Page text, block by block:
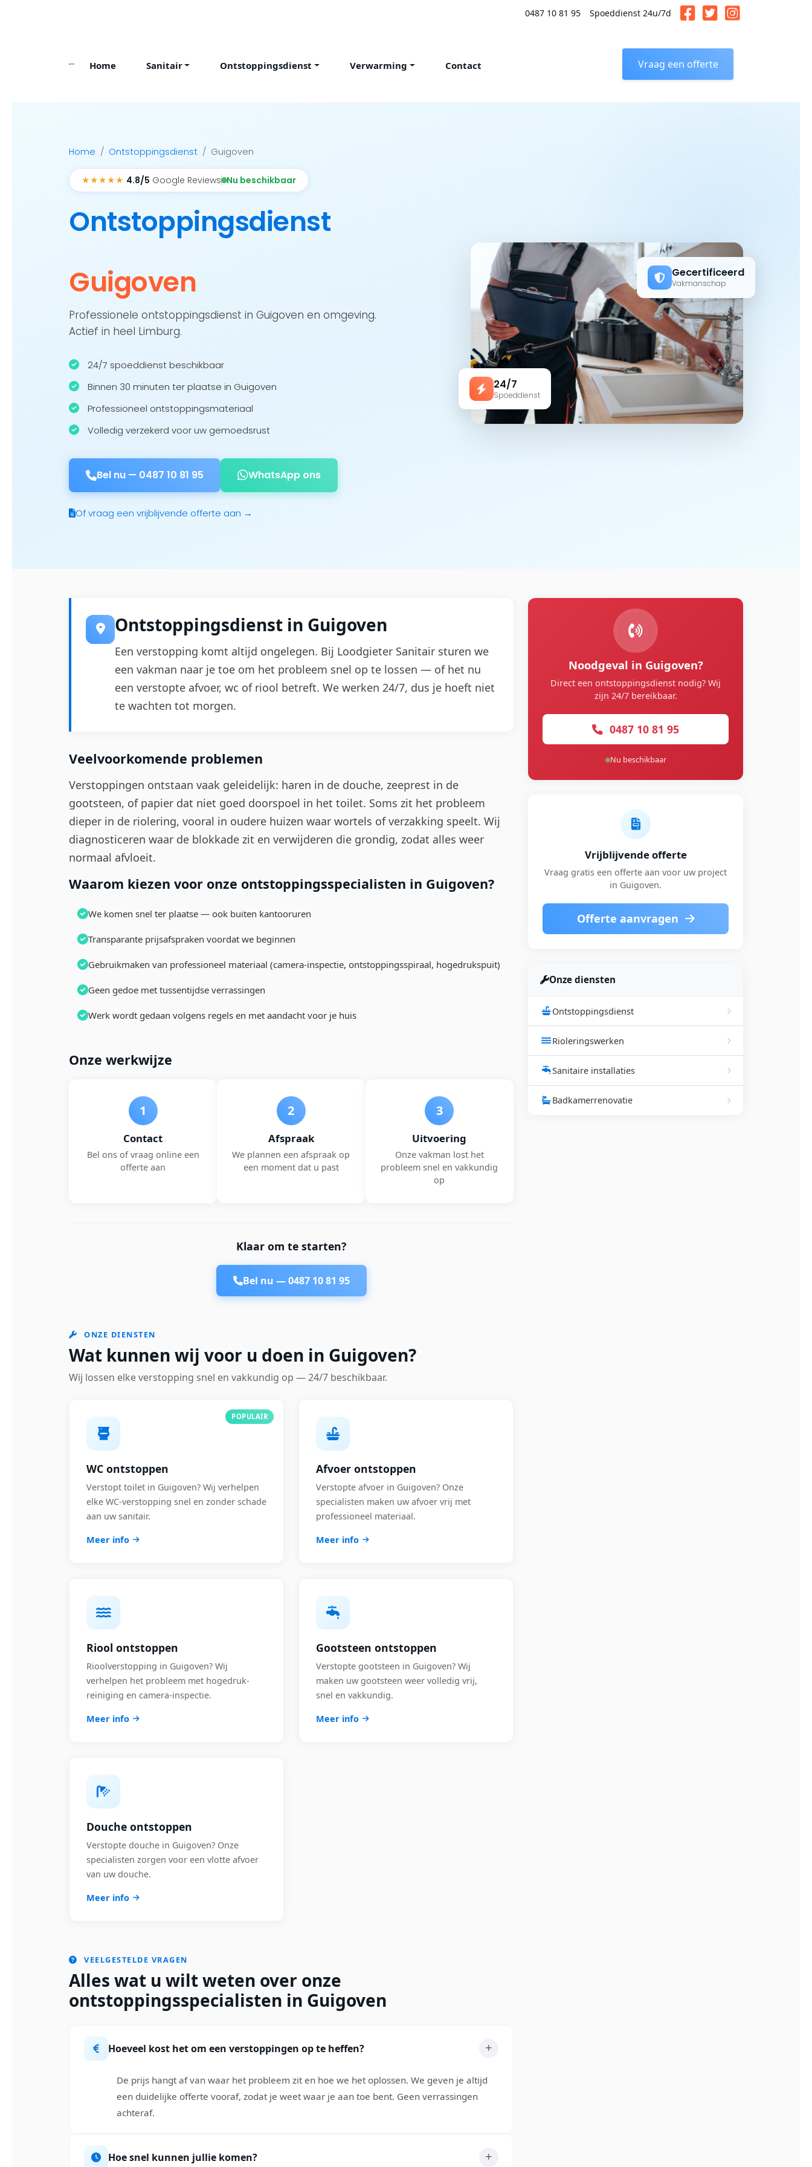
0487 10 81 95 Spoeddienst 24u/7d
Home Sanitair Ontstoppingsdienst Verwarming Contact Vraag een offerte
Home Ontstoppingsdienst Guigoven
★★★★★ 4.8/5 Google Reviews Nu beschikbaar
Ontstoppingsdienst
Guigoven
Professionele ontstoppingsdienst in Guigoven en omgeving.
Actief in heel Limburg.
24/7 spoeddienst beschikbaar
Binnen 30 minuten ter plaatse in Guigoven
Professioneel ontstoppingsmateriaal
Volledig verzekerd voor uw gemoedsrust
Bel nu — 0487 10 81 95 WhatsApp ons
Of vraag een vrijblijvende offerte aan →
24/7
Spoeddienst
Gecertificeerd
Vakmanschap
Ontstoppingsdienst in Guigoven
Een verstopping komt altijd ongelegen. Bij Loodgieter Sanitair sturen we
een vakman naar je toe om het probleem snel op te lossen — of het nu
een verstopte afvoer, wc of riool betreft. We werken 24/7, dus je hoeft niet
te wachten tot morgen.
Veelvoorkomende problemen
Verstoppingen ontstaan vaak geleidelijk: haren in de douche, zeeprest in de
gootsteen, of papier dat niet goed doorspoel in het toilet. Soms zit het probleem
dieper in de riolering, vooral in oudere huizen waar wortels of verzakking speelt. Wij
diagnosticeren waar de blokkade zit en verwijderen die grondig, zodat alles weer
normaal afvloeit.
Waarom kiezen voor onze ontstoppingsspecialisten in Guigoven?
We komen snel ter plaatse — ook buiten kantooruren
Transparante prijsafspraken voordat we beginnen
Gebruikmaken van professioneel materiaal (camera-inspectie, ontstoppingsspiraal, hogedrukspuit)
Geen gedoe met tussentijdse verrassingen
Werk wordt gedaan volgens regels en met aandacht voor je huis
Onze werkwijze
1
Contact
Bel ons of vraag online een
offerte aan
2
Afspraak
We plannen een afspraak op
een moment dat u past
3
Uitvoering
Onze vakman lost het
probleem snel en vakkundig
op
Klaar om te starten?
Bel nu —0487 10 81 95
ONZE DIENSTEN
Wat kunnen wij voor u doen in Guigoven?
Wij lossen elke verstopping snel en vakkundig op — 24/7 beschikbaar.
POPULAIR
WC ontstoppen
Verstopt toilet in Guigoven? Wij verhelpen
elke WC-verstopping snel en zonder schade
aan uw sanitair.
Meer info
Afvoer ontstoppen
Verstopte afvoer in Guigoven? Onze
specialisten maken uw afvoer vrij met
professioneel materiaal.
Meer info
Riool ontstoppen
Rioolverstopping in Guigoven? Wij
verhelpen het probleem met hogedruk-
reiniging en camera-inspectie.
Meer info
Gootsteen ontstoppen
Verstopte gootsteen in Guigoven? Wij
maken uw gootsteen weer volledig vrij,
snel en vakkundig.
Meer info
Douche ontstoppen
Verstopte douche in Guigoven? Onze
specialisten zorgen voor een vlotte afvoer
van uw douche.
Meer info
VEELGESTELDE VRAGEN
Alles wat u wilt weten over onze
ontstoppingsspecialisten in Guigoven
Hoeveel kost het om een verstoppingen op te heffen?
De prijs hangt af van waar het probleem zit en hoe we het oplossen. We geven je altijd
een duidelijke offerte vooraf, zodat je weet waar je aan toe bent. Geen verrassingen
achteraf.
Hoe snel kunnen jullie komen?
Noodgeval in Guigoven?
Direct een ontstoppingsdienst nodig? Wij
zijn 24/7 bereikbaar.
0487 10 81 95
Nu beschikbaar
Vrijblijvende offerte
Vraag gratis een offerte aan voor uw project
in Guigoven.
Offerte aanvragen
Onze diensten
Ontstoppingsdienst
Rioleringswerken
Sanitaire installaties
Badkamerrenovatie